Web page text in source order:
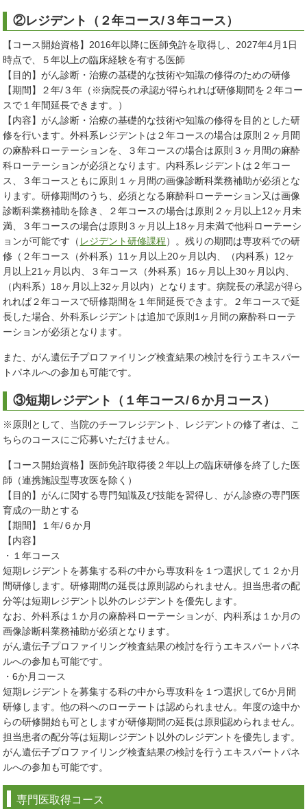
②レジデント（２年コース/３年コース）
【コース開始資格】2016年以降に医師免許を取得し、2027年4月1日
時点で、５年以上の臨床経験を有する医師
【目的】がん診断・治療の基礎的な技術や知識の修得のための研修
【期間】２年/３年（※病院長の承認が得られれば研修期間を２年コー
スで１年間延長できます。）
【内容】がん診断・治療の基礎的な技術や知識の修得を目的とした研
修を行います。外科系レジデントは２年コースの場合は原則２ヶ月間
の麻酔科ローテーションを、３年コースの場合は原則３ヶ月間の麻酔
科ローテーションが必須となります。内科系レジデントは２年コー
ス、３年コースともに原則１ヶ月間の画像診断科業務補助が必須とな
ります。研修期間のうち、必須となる麻酔科ローテーション又は画像
診断科業務補助を除き、２年コースの場合は原則２ヶ月以上12ヶ月未
満、３年コースの場合は原則３ヶ月以上18ヶ月未満で他科ローテーシ
ョンが可能です（ レジデント研修課程）。残りの期間は専攻科での研
修（２年コース（外科系）11ヶ月以上20ヶ月以内、（内科系）12ヶ
月以上21ヶ月以内、３年コース（外科系）16ヶ月以上30ヶ月以内、
（内科系）18ヶ月以上32ヶ月以内）となります。病院長の承認が得ら
れれば２年コースで研修期間を１年間延長できます。２年コースで延
長した場合、外科系レジデントは追加で原則1ヶ月間の麻酔科ローテ
ーションが必須となります。
また、がん遺伝子プロファイリング検査結果の検討を行うエキスパー
トパネルへの参加も可能です。
③短期レジデント（１年コース/６か月コース）
※原則として、当院のチーフレジデント、レジデントの修了者は、こ
ちらのコースにご応募いただけません。
【コース開始資格】医師免許取得後２年以上の臨床研修を終了した医
師（連携施設型専攻医を除く）
【目的】がんに関する専門知識及び技能を習得し、がん診療の専門医
育成の一助とする
【期間】１年/６か月
【内容】
・１年コース
短期レジデントを募集する科の中から専攻科を１つ選択して１２か月
間研修します。研修期間の延長は原則認められません。担当患者の配
分等は短期レジデント以外のレジデントを優先します。
なお、外科系は１か月の麻酔科ローテーションが、内科系は１か月の
画像診断科業務補助が必須となります。
がん遺伝子プロファイリング検査結果の検討を行うエキスパートパネ
ルへの参加も可能です。
・6か月コース
短期レジデントを募集する科の中から専攻科を１つ選択して6か月間
研修します。他の科へのローテートは認められません。年度の途中か
らの研修開始も可としますが研修期間の延長は原則認められません。
担当患者の配分等は短期レジデント以外のレジデントを優先します。
がん遺伝子プロファイリング検査結果の検討を行うエキスパートパネ
ルへの参加も可能です。
専門医取得コース